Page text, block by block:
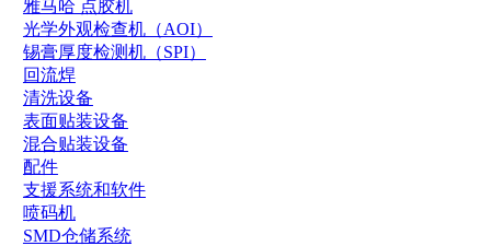
雅马哈 点胶机
光学外观检查机（AOI）
锡膏厚度检测机（SPI）
回流焊
清洗设备
表面贴装设备
混合贴装设备
配件
支援系统和软件
喷码机
SMD仓储系统